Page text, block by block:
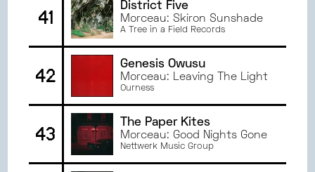
41
District Five
Morceau: Skiron Sunshade
A Tree in a Field Records
42
Genesis Owusu
Morceau: Leaving The Light
Ourness
43
The Paper Kites
Morceau: Good Nights Gone
Nettwerk Music Group